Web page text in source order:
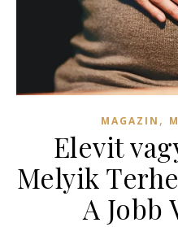
MAGAZIN ,
Elevit
Melyik
A Jobb